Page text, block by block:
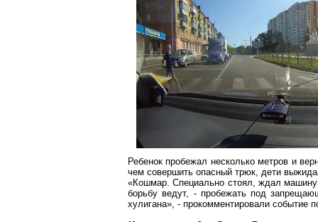
Ребенок пробежал несколько метров и
чем совершить опасный трюк, дети
«Кошмар. Специально стоял, ждал
борьбу ведут, - пробежать под
хулигана», - прокомментировали событие